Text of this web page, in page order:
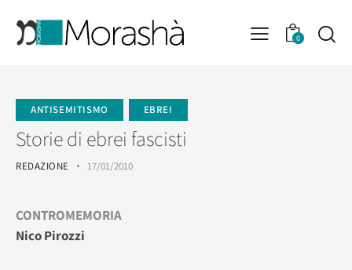
0
ANTISEMITISMO EBREI
Storie di ebrei fascisti
REDAZIONE 17/01/2010
CONTROMEMORIA
Nico Pirozzi